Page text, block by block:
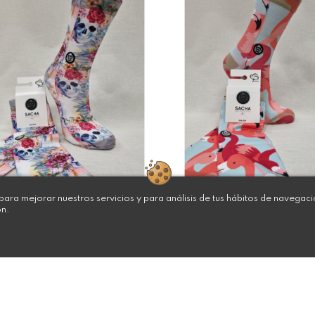
mejorar nuestros servicios y para análisis de tus hábitos de
€
12,91 €